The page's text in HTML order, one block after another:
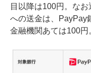
目以降は100円。な
への送金は、PayPay
金融機関あては100円